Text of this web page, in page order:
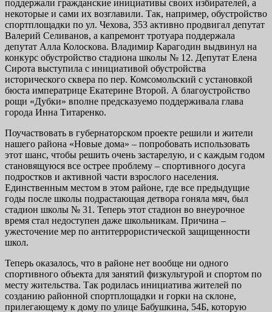
поддержали гражданские инициативы своих избирателей, а
некоторые и сами их возглавили. Так, например, обустройство
спортплощадки по ул. Чехова, 353 активно продвигал депутат
Валерий Селиванов, а капремонт тротуара поддержала
депутат Алла Колоскова. Владимир Карагодин выдвинул на
конкурс обустройство стадиона школы № 12. Депутат Елена
Сирота выступила с инициативой обустройства
исторического сквера по пер. Комсомольский с установкой
бюста императрице Екатерине Второй. А благоустройство
рощи «Дубки» вполне предсказуемо поддерживала глава
города Инна Титаренко.
Поучаствовать в губернаторском проекте решили и жители
нашего района «Новые дома» – попробовать использовать
этот шанс, чтобы решить очень застарелую, и с каждым годом
становящуюся все острее проблему – спортивного досуга
подростков и активной части взрослого населения.
Единственным местом в этом районе, где все предыдущие
годы после школы подрастающая детвора гоняла мяч, был
стадион школы № 31. Теперь этот стадион во внеурочное
время стал недоступен даже школьникам. Причина –
ужесточение мер по антитеррористической защищенности
школ.
Теперь оказалось, что в районе нет вообще ни одного
спортивного объекта для занятий физкультурой и спортом по
месту жительства. Так родилась инициатива жителей по
созданию районной спортплощадки и горки на склоне,
прилегающему к дому по улице Бабушкина, 54Б, которую